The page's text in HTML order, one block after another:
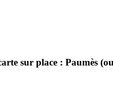
sur place : Paumès